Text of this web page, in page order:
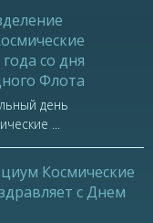
со дня
Флота
день
...
Космические
с Днем